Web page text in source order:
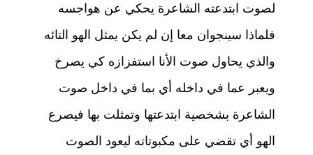
لصوت ابتدعته الشاعرة يحكي عن هواجسه
فلماذا سينجوان معا إن لم يكن يمثل الهو التائه
والذي يحاول صوت الأنا استفزازه كي يصرخ
ويعبر عما في داخله أي بما في داخل صوت
الشاعرة بشخصية ابتدعتها وتمثلت بها فيصرع
الهو أي تقضي على مكبوتاته ليعود الصوت